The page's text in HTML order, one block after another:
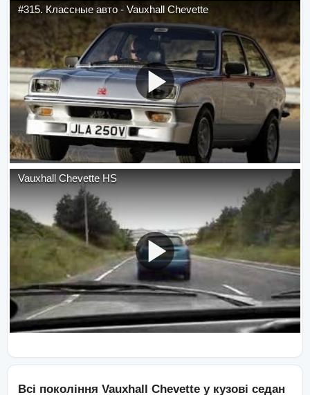
#315. Классные авто - Vauxhall Chevette
Vauxhall Chevette HS
Всі покоління Vauxhall Chevette у кузові седан